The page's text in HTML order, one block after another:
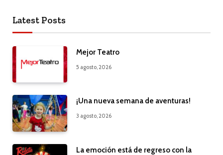
Latest Posts
Mejor Teatro
5 agosto, 2026
¡Una nueva semana de aventuras!
3 agosto, 2026
La emoción está de regreso con la